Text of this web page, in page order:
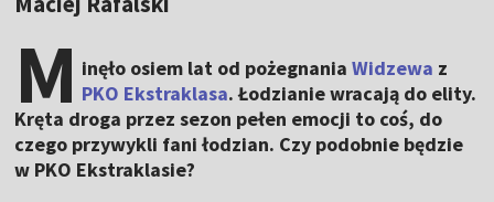
M inęło osiem lat od pożegnaniaWidzewa z
PKO Ekstraklasa. Łodzianie wracają do elity.
Kręta droga przez sezon pełen emocji to coś, do
czego przywykli fani łodzian. Czy podobnie będzie
w PKO Ekstraklasie?